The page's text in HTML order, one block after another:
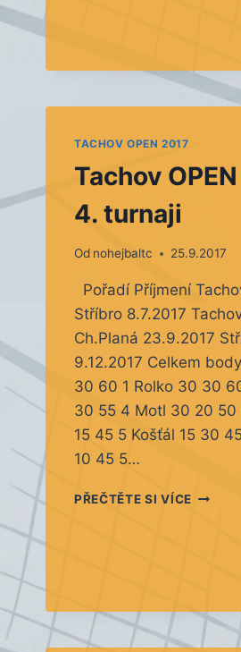
TACHOV OPEN 2017
Tachov
4. turnaji
Od nohejbaltc 25.9.2017
Pořadí Příjmení
Stříbro 8.7.2017
Ch.Planá 23.9.2017
9.12.2017 Celkem
30 60 1 Rolko 30 30
30 55 4 Motl 30 20 50
15 45 5 Košťál 15 30
10 45 5…
PŘEČTĚTE SI VÍCETACHOV